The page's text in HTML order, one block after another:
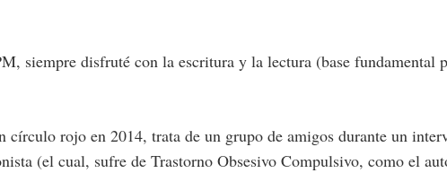
siempre disfruté con la escritura y la lectura (base fundamental
círculo rojo en 2014, trata de un grupo de amigos durante un
(el cual, sufre de Trastorno Obsesivo Compulsivo, como el